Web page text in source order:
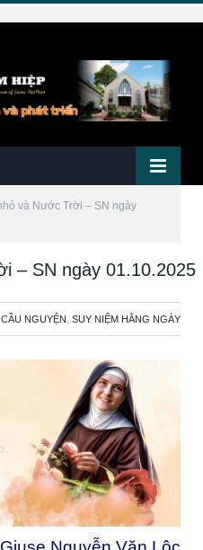
và Nước Trời – SN ngày
– SN ngày 01.10.2025
CẦU NGUYỆN SUY NIỆM HẰNG NGÀY